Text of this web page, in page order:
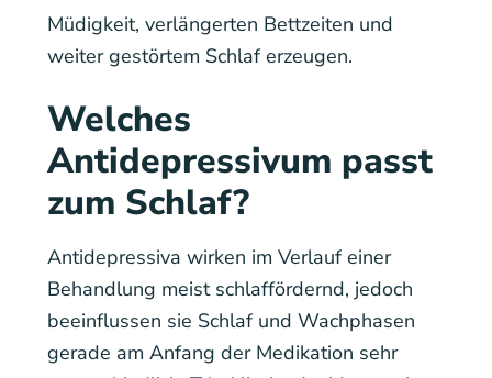
Müdigkeit, verlängerten Bettzeiten und
weiter gestörtem Schlaf erzeugen.
Welches
Antidepressivum passt
zum Schlaf?
Antidepressiva wirken im Verlauf einer
Behandlung meist schlaffördernd, jedoch
beeinflussen sie Schlaf und Wachphasen
gerade am Anfang der Medikation sehr